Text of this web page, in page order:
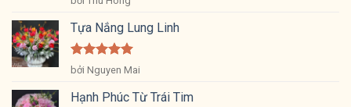
sao
Tựa Nắng Lung Linh
Được xếp
hạng 55
sao
bởi Nguyen Mai
Hạnh Phúc Từ Trái Tim